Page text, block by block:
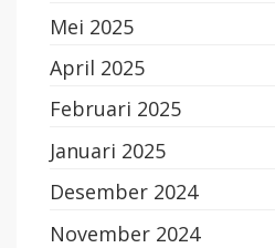
Mei 2025
April 2025
Februari 2025
Januari 2025
Desember 2024
November 2024